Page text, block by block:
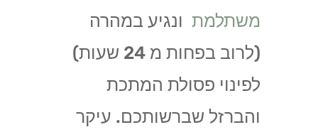
משתלמתונגיע במהרה
(לרוב בפחות מ 24 שעות)
לפינוי פסולת המתכת
והברזל שברשותכם. עיקר